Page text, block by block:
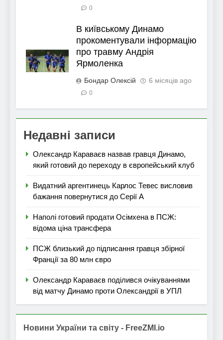
0
В київському Динамо
прокоментували інформацію
про травму Андрія
Ярмоленка
Бондар Олексій 6 місяців ago
0
Недавні записи
Олександр Караваєв назвав гравця Динамо,
який готовий до переходу в європейський клуб
Видатний аргентинець Карлос Тевес висловив
бажання повернутися до Серії А
Наполі готовий продати Осімхена в ПСЖ:
відома ціна трансфера
ПСЖ близький до підписання гравця збірної
Франції за 80 млн євро
Олександр Караваєв поділився очікуваннями
від матчу Динамо проти Олександрії в УПЛ
Новини України та світу - FreeZMI.io